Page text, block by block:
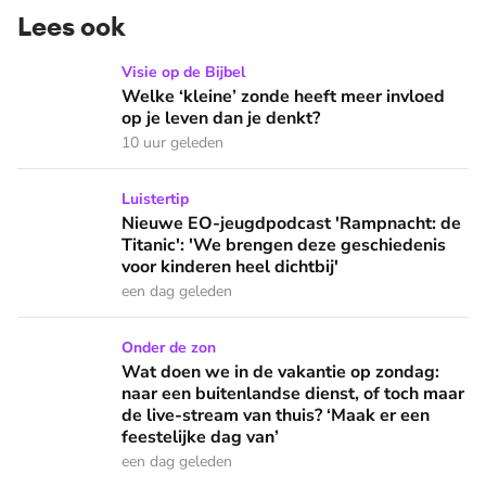
Lees ook
Welke ‘kleine’ zonde heeft meer invloed op je leven dan je
Visie op de Bijbel
Welke ‘kleine’ zonde heeft meer invloed
op je leven dan je denkt?
10 uur geleden
Nieuwe EO-jeugdpodcast 'Rampnacht: de Titanic': 'We
Luistertip
Nieuwe EO-jeugdpodcast 'Rampnacht: de
Titanic': 'We brengen deze geschiedenis
voor kinderen heel dichtbij'
een dag geleden
Wat doen we in de vakantie op zondag: naar een
Onder de zon
Wat doen we in de vakantie op zondag:
naar een buitenlandse dienst, of toch maar
de live-stream van thuis? ‘Maak er een
feestelijke dag van’
een dag geleden